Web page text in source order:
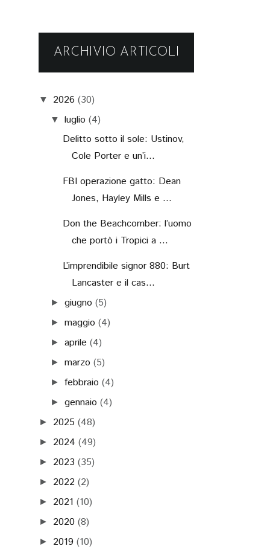
ARCHIVIO ARTICOLI
▼ 2026 (30)
▼ luglio (4)
Delitto sotto il sole: Ustinov,
Cole Porter e un’i...
FBI operazione gatto: Dean
Jones, Hayley Mills e ...
Don the Beachcomber: l’uomo
che portò i Tropici a ...
L’imprendibile signor 880: Burt
Lancaster e il cas...
►giugno (5)
►maggio (4)
►aprile (4)
►marzo (5)
►febbraio (4)
►gennaio (4)
► 2025 (48)
► 2024 (49)
► 2023 (35)
► 2022 (2)
► 2021 (10)
► 2020 (8)
► 2019 (10)